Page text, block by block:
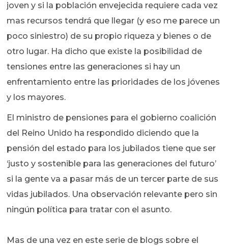
joven y si la población envejecida requiere cada vez
mas recursos tendrá que llegar (y eso me parece un
poco siniestro) de su propio riqueza y bienes o de
otro lugar. Ha dicho que existe la posibilidad de
tensiones entre las generaciones si hay un
enfrentamiento entre las prioridades de los jóvenes
y los mayores.
El ministro de pensiones para el gobierno coalición
del Reino Unido ha respondido diciendo que la
pensión del estado para los jubilados tiene que ser
‘justo y sostenible para las generaciones del futuro’
si la gente va a pasar más de un tercer parte de sus
vidas jubilados. Una observación relevante pero sin
ningún política para tratar con el asunto.
Mas de una vez en este serie de blogs sobre el